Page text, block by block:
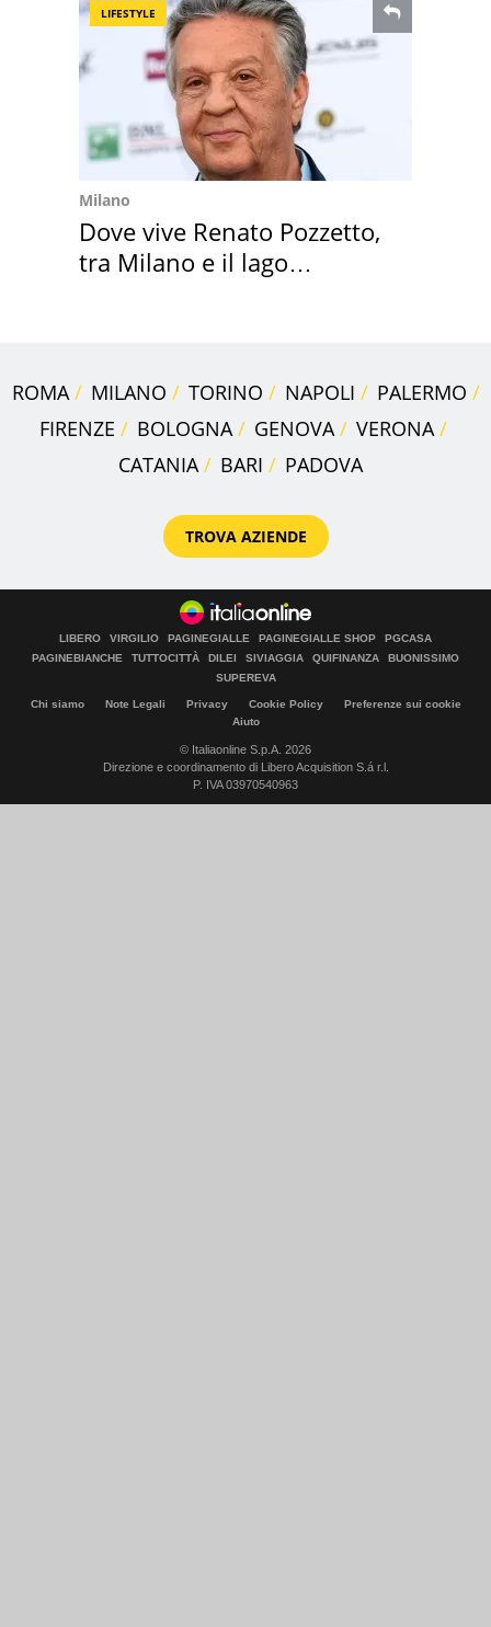
LIFESTYLE
Milano
Dove vive Renato Pozzetto,
tra Milano e il lago
ROMA MILANO TORINO NAPOLI
PALERMO
FIRENZE
BOLOGNA GENOVA
VERONA
CATANIA
BARI PADOVA
TROVA AZIENDE
LIBERO VIRGILIO PAGINEGIALLE PAGINEGIALLE SHOP
PGCASA
PAGINEBIANCHE
TUTTOCITTÀ DILEI SIVIAGGIA QUIFINANZA
BUONISSIMO
SUPEREVA
Chi siamo Note Legali Privacy Cookie Policy
Preferenze sui cookie
Aiuto
© Italiaonline S.p.A. 2026
Direzione e coordinamento di Libero Acquisition S.á r.l.
P. IVA 03970540963